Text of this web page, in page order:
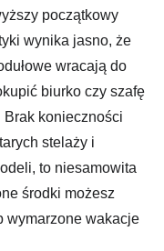
początkowy
wynika jasno, że
wracają do
biurko czy szafę
Brak konieczności
stelaży i
to niesamowita
środki możesz
wymarzone wakacje